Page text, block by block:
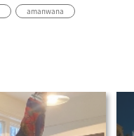
amanwana